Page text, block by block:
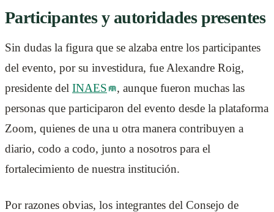
Participantes y autoridades presentes
Sin dudas la figura que se alzaba entre los participantes
del evento, por su investidura, fue Alexandre Roig,
presidente del INAES
, aunque fueron muchas las
personas que participaron del evento desde la plataforma
Zoom, quienes de una u otra manera contribuyen a
diario, codo a codo, junto a nosotros para el
fortalecimiento de nuestra institución.
Por razones obvias, los integrantes del Consejo de